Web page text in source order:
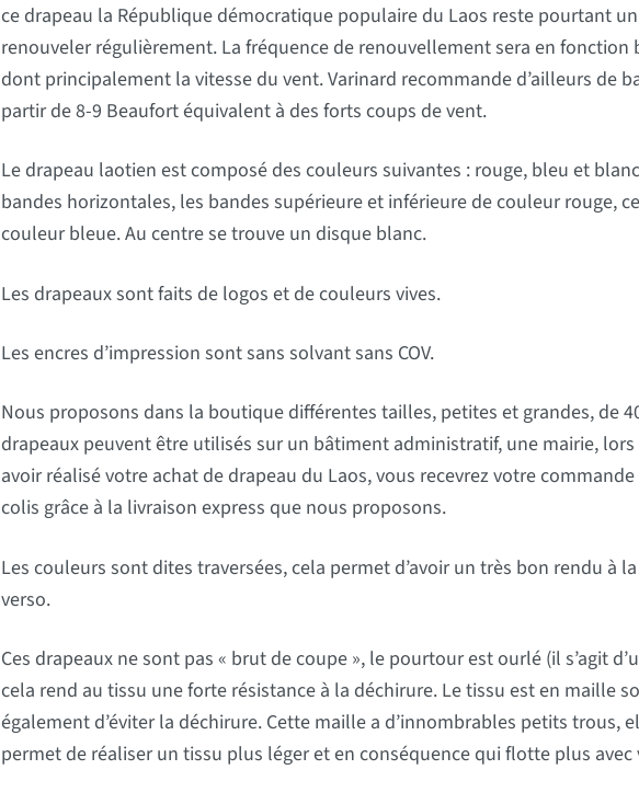
ce drapeau la République démocratique populaire du Laos reste pourtant
renouveler régulièrement. La fréquence de renouvellement sera en
dont principalement la vitesse du vent. Varinard recommande d’ailleurs de
partir de 8-9 Beaufort équivalent à des forts coups de vent.
Le drapeau laotien est composé des couleurs suivantes : rouge, bleu et
bandes horizontales, les bandes supérieure et inférieure de couleur rouge,
couleur bleue. Au centre se trouve un disque blanc.
Les drapeaux sont faits de logos et de couleurs vives.
Les encres d’impression sont sans solvant sans COV.
Nous proposons dans la boutique différentes tailles, petites et grandes, de
drapeaux peuvent être utilisés sur un bâtiment administratif, une mairie, lors
avoir réalisé votre achat de drapeau du Laos, vous recevrez votre
colis grâce à la livraison express que nous proposons.
Les couleurs sont dites traversées, cela permet d’avoir un très bon rendu à
verso.
Ces drapeaux ne sont pas « brut de coupe », le pourtour est ourlé (il s’agit
cela rend au tissu une forte résistance à la déchirure. Le tissu est en maille
également d’éviter la déchirure. Cette maille a d’innombrables petits trous,
permet de réaliser un tissu plus léger et en conséquence qui flotte plus avec